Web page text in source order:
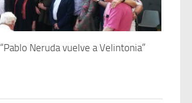
Neruda vuelve a Velintonia”